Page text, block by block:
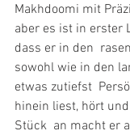
Makhdoomi mit
aber es ist in erster
dass er in den
sowohl wie in den
etwas zutiefst
hinein liest, hört
Stück  an macht er